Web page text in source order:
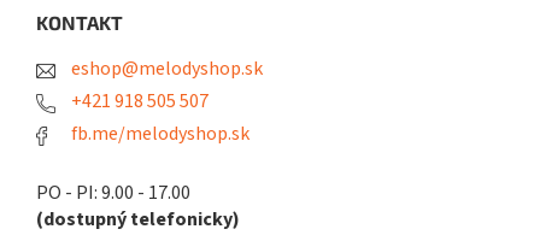
KONTAKT
eshop@melodyshop.sk
+421 918 505 507
fb.me/melodyshop.sk
PO - PI: 9.00 - 17.00
(dostupný telefonicky)